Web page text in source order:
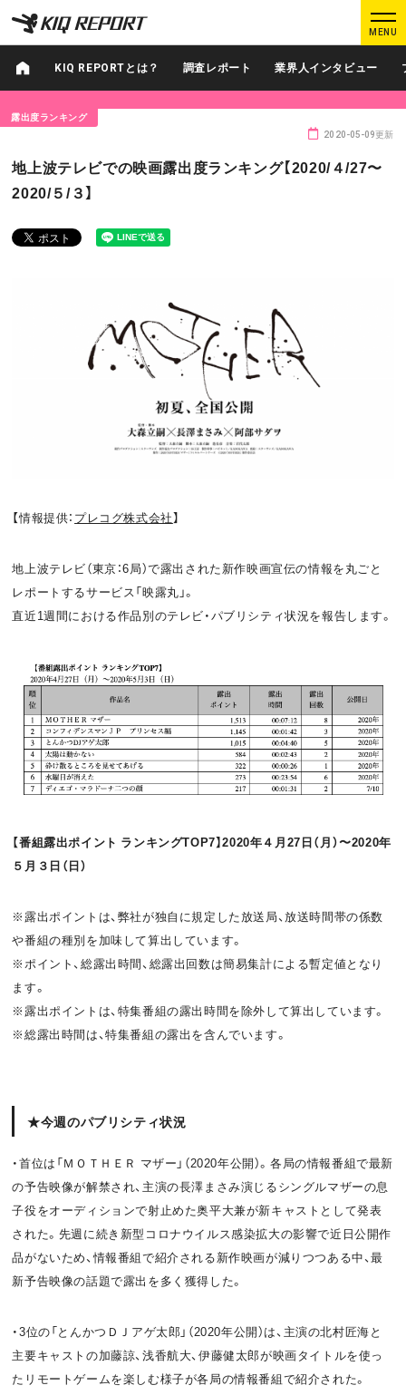
K
I
Q
R
P
R
T
MENU
K
I
Q
R
P
R
T
ログイン 新規登録
調査レポート
データでヒット予報
運営会社
利用規約
OFFICIAL
T
w
t
t
e
r
F
c
e
b
o
P
d
c
a
s
t
KIQ REPORTとは？ 調査レポート 業界人インタビュー
露出度ランキング
地上波テレビでの映画露出度ランキング【2020/４/27〜
2020/５/３】
2020-05-09更新
【情報提供： プレコグ株式会社】
地上波テレビ（東京：6局）で露出された新作映画宣伝の情報を丸ごと
レポートするサービス「映露丸」。
直近1週間における作品別のテレビ・パブリシティ状況を報告します。
【番組露出ポイント ランキングTOP7】2020年４月27日（月）〜2020年
５月３日（日）
※露出ポイントは、弊社が独自に規定した放送局、放送時間帯の係数
や番組の種別を加味して算出しています。
※ポイント、総露出時間、総露出回数は簡易集計による暫定値となり
ます。
※露出ポイントは、特集番組の露出時間を除外して算出しています。
※総露出時間は、特集番組の露出を含んでいます。
★今週のパブリシティ状況
・首位は「ＭＯＴＨＥＲ マザー」（2020年公開）。各局の情報番組で最新
の予告映像が解禁され、主演の長澤まさみ演じるシングルマザーの息
子役をオーディションで射止めた奥平大兼が新キャストとして発表
された。先週に続き新型コロナウイルス感染拡大の影響で近日公開作
品がないため、情報番組で紹介される新作映画が減りつつある中、最
新予告映像の話題で露出を多く獲得した。
・3位の「とんかつＤＪアゲ太郎」（2020年公開）は、主演の北村匠海と
主要キャストの加藤諒、浅香航大、伊藤健太郎が映画タイトルを使っ
たリモートゲームを楽しむ様子が各局の情報番組で紹介された。